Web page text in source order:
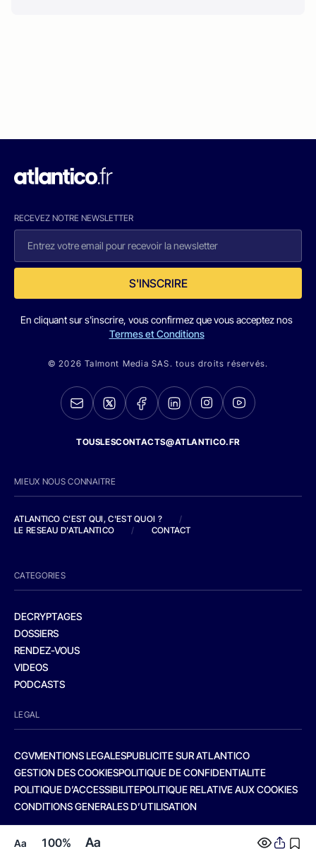
Aa 100% Aa
RECEVEZ NOTRE NEWSLETTER
S'INSCRIRE
En cliquant sur s'inscrire, vous confirmez que vous acceptez nos
Termes et Conditions
© 2026 Talmont Media SAS. tous droits réservés.
TOUSLESCONTACTS@ATLANTICO.FR
MIEUX NOUS CONNAITRE
ATLANTICO C'EST QUI, C'EST QUOI ?
/
LE RESEAU D'ATLANTICO
/ CONTACT
CATEGORIES
DECRYPTAGES
DOSSIERS
RENDEZ-VOUS
VIDEOS
PODCASTS
LEGAL
CGVMENTIONS LEGALESPUBLICITE SUR ATLANTICO
GESTION DES COOKIESPOLITIQUE DE CONFIDENTIALITE
POLITIQUE D’ACCESSIBILITEPOLITIQUE RELATIVE AUX COOKIES
CONDITIONS GENERALES D’UTILISATION